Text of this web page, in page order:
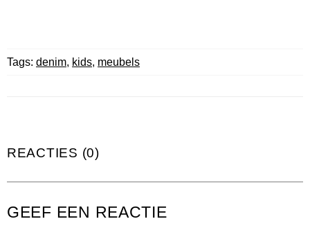
Tags: denim, kids, meubels
REACTIES (0)
GEEF EEN REACTIE